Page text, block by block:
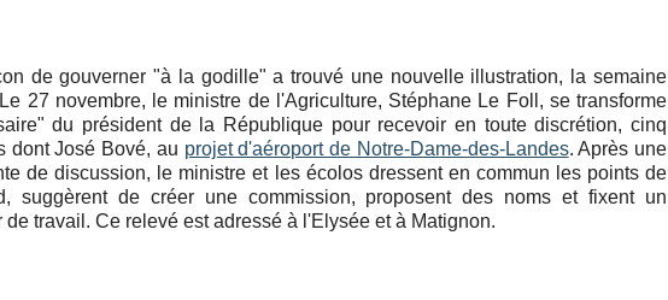
de gouverner "à la godille" a trouvé une nouvelle illustration, la semaine
27 novembre, le ministre de l'Agriculture, Stéphane Le Foll, se transforme
du président de la République pour recevoir en toute discrétion, cinq
dont José Bové, au projet d'aéroport de Notre-Dame-des-Landes. Après une
de discussion, le ministre et les écolos dressent en commun les points de
suggèrent de créer une commission, proposent des noms et fixent un
de travail. Ce relevé est adressé à l'Elysée et à Matignon.